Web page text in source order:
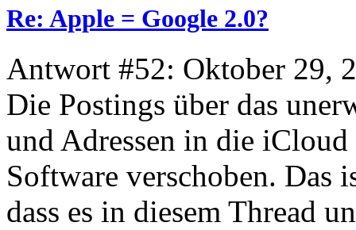
Re: Apple = Google 2.0?
Antwort #52: Oktober 29,
Die Postings über das
und Adressen in die
Software verschoben. Das
dass es in diesem Thread